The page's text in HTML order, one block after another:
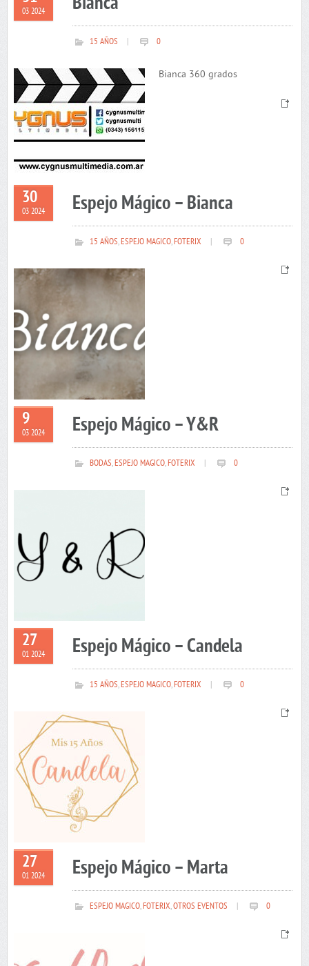
03 2024
15 AÑOS 0
Bianca 360 grados
30
03 2024 Espejo Mágico – Bianca
15 AÑOS,ESPEJO MAGICO,FOTERIX 0
9
03 2024 Espejo Mágico – Y&R
BODAS,ESPEJO MAGICO,FOTERIX 0
27
01 2024 Espejo Mágico – Candela
15 AÑOS,ESPEJO MAGICO,FOTERIX 0
27
01 2024 Espejo Mágico – Marta
ESPEJO MAGICO,FOTERIX,OTROS EVENTOS 0